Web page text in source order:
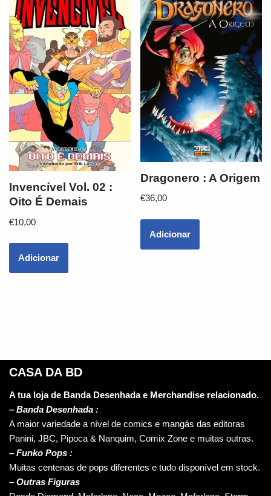
Invencível Vol. 02 :
Oito É Demais
€10,00
Adicionar
Dragonero : A Origem
€36,00
Adicionar
CASA DA BD
A tua loja de Banda Desenhada e Merchandise relacionado.
– Banda Desenhada :
A maior variedade a nível de comics e mangás das editoras
Panini, JBC, Pipoca & Nanquim, Comix Zone e muitas outras.
– Funko Pops :
Muitas centenas de pops diferentes e tudo disponível em stock.
– Outras Figuras